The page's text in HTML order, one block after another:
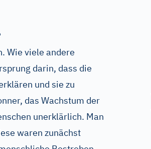
Wie viele andere
darin, dass die
und sie zu
das Wachstum der
unerklärlich. Man
waren zunächst